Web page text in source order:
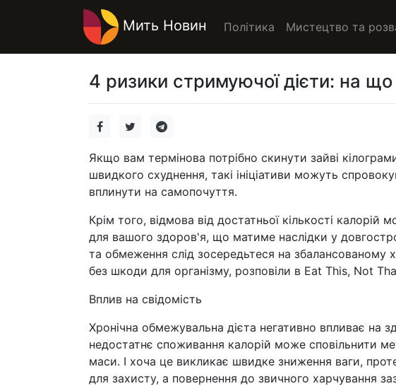
Мить Новин Політика Мистецтво та
4 ризики стримуючої дієти: на що
Якщо вам термінова потрібно скинути зайві
швидкого схуднення, такі ініціативи можуть
вплинути на самопочуття.
Крім того, відмова від достатньої кількості
для вашого здоров'я, що матиме наслідки у
та обмеження слід зосередьтеся на збалансованому
без шкоди для організму, розповіли в Eat This, Not
Вплив на свідомість
Хронічна обмежувальна дієта негативно впливає на
недостатнє споживання калорій може сповільнити
маси. І хоча це викликає швидке зниження ваги,
для захисту, а повернення до звичного харчування